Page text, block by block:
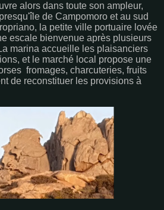
alors dans toute son ampleur,
de Campomoro et au sud
la petite ville portuaire lovée
escale bienvenue après plusieurs
marina accueille les plaisanciers
et le marché local propose une
fromages, charcuteries, fruits
de reconstituer les provisions à